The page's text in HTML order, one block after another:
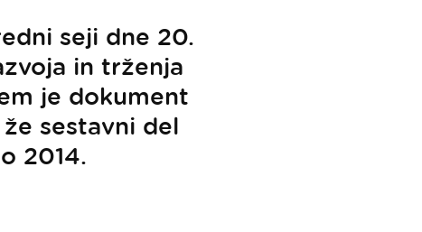
seji dne 20.
in trženja
je dokument
sestavni del
2014.